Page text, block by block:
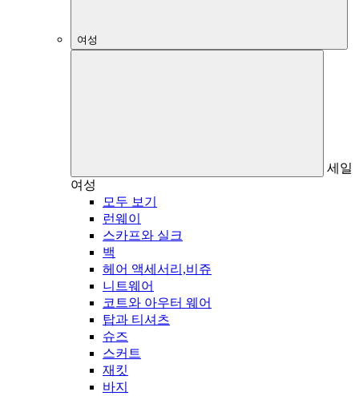
여성
세일
여성
모두 보기
런웨이
스카프와 실크
백
헤어 액세서리,비쥬
니트웨어
코트와 아우터 웨어
탑과 티셔츠
슈즈
스커트
재킷
바지